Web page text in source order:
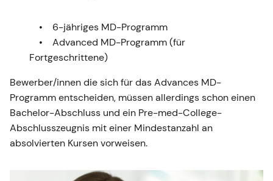
6-jähriges MD-Programm
Advanced MD-Programm (für
Fortgeschrittene)
Bewerber/innen die sich für das Advances MD-
Programm entscheiden, müssen allerdings schon einen
Bachelor-Abschluss und ein Pre-med-College-
Abschlusszeugnis mit einer Mindestanzahl an
absolvierten Kursen vorweisen.